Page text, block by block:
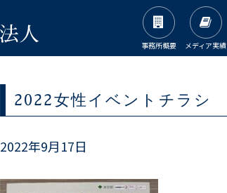
事務所概要 メディア実績
2022女性イベントチラシ
2022年9月17日